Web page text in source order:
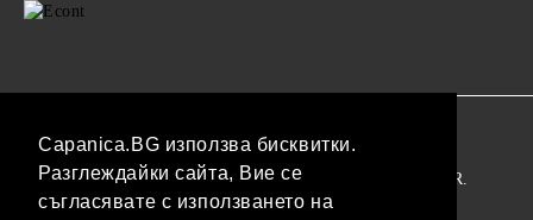
Capanica.BG използва бисквитки.
Разглеждайки сайта, Вие се
съгласявате с използването на
Нашият онлайн магазин е 100% съобразен с GDPR.